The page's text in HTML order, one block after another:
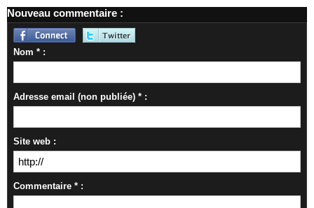
Nouveau commentaire :
Nom * :
Adresse email (non publiée) * :
Site web :
Commentaire * :